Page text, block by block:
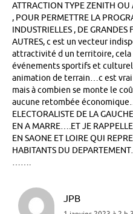
ATTRACTION TYPE ZENITH OU
, POUR PERMETTRE LA
INDUSTRIELLES , DE
AUTRES, c est un vecteur
attractivité d un territoire, cela
événements sportifs et
animation de terrain…c est vrai
mais à combien se monte le
aucune retombée
ELECTORALISTE DE LA
EN A MARRE….ET JE
EN SAONE ET LOIRE QUI
HABITANTS DU
…….
JPB